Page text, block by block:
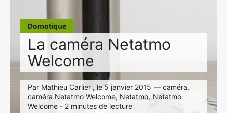
Domotique
La caméra Netatmo
Welcome
Par Mathieu Carlier , le 5 janvier 2015 — caméra,
caméra Netatmo Welcome, Netatmo, Netatmo
Welcome - 2 minutes de lecture